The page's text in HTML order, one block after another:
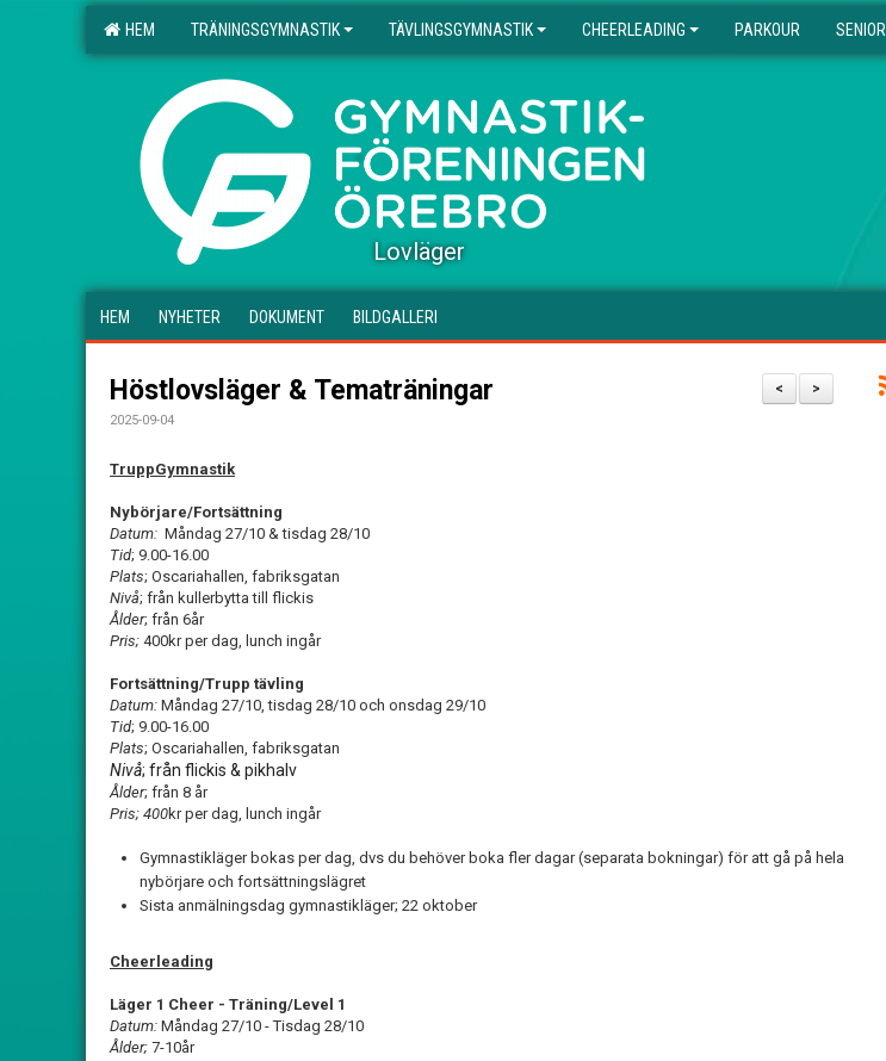
HEM TRÄNINGSGYMNASTIK TÄVLINGSGYMNASTIK CHEERLEADING PARKOUR SENIOR
.
Lovläger
HEM NYHETER DOKUMENT BILDGALLERI
>
<
Höstlovsläger & Tematräningar
2025-09-04
TruppGymnastik
Nybörjare/Fortsättning
Datum: Måndag 27/10 & tisdag 28/10
Tid; 9.00-16.00
Plats; Oscariahallen, fabriksgatan
Nivå; från kullerbytta till flickis
Ålder; från 6år
Pris; 400kr per dag, lunch ingår
Fortsättning/Trupp tävling
Datum: Måndag 27/10, tisdag 28/10 och onsdag 29/10
Tid; 9.00-16.00
Plats; Oscariahallen, fabriksgatan
Nivå; från flickis & pikhalv
Ålder; från 8 år
Pris; 400kr per dag, lunch ingår
Gymnastikläger bokas per dag, dvs du behöver boka fler dagar (separata bokningar) för att gå på hela
nybörjare och fortsättningslägret
Sista anmälningsdag gymnastikläger; 22 oktober
Cheerleading
Läger 1 Cheer - Träning/Level 1
Datum: Måndag 27/10 - Tisdag 28/10
Ålder; 7-10år